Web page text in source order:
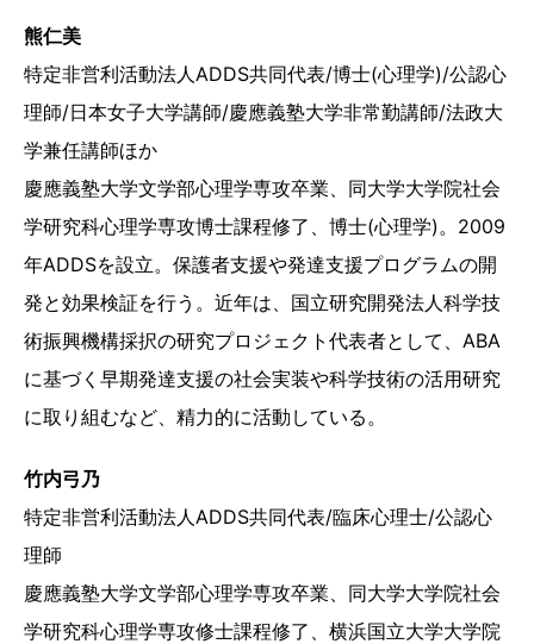
熊仁美
特定非営利活動法人ADDS共同代表/博士(心理学)/公認心
理師/日本女子大学講師/慶應義塾大学非常勤講師/法政大
学兼任講師ほか
慶應義塾大学文学部心理学専攻卒業、同大学大学院社会
学研究科心理学専攻博士課程修了、博士(心理学)。2009
年ADDSを設立。保護者支援や発達支援プログラムの開
発と効果検証を行う。近年は、国立研究開発法人科学技
術振興機構採択の研究プロジェクト代表者として、ABA
に基づく早期発達支援の社会実装や科学技術の活用研究
に取り組むなど、精力的に活動している。
竹内弓乃
特定非営利活動法人ADDS共同代表/臨床心理士/公認心
理師
慶應義塾大学文学部心理学専攻卒業、同大学大学院社会
学研究科心理学専攻修士課程修了、横浜国立大学大学院